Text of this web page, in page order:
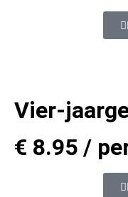
Vier-
€ 8.95 /